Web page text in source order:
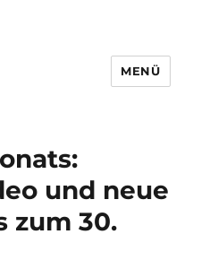
MENÜ
und neue
zum 30.